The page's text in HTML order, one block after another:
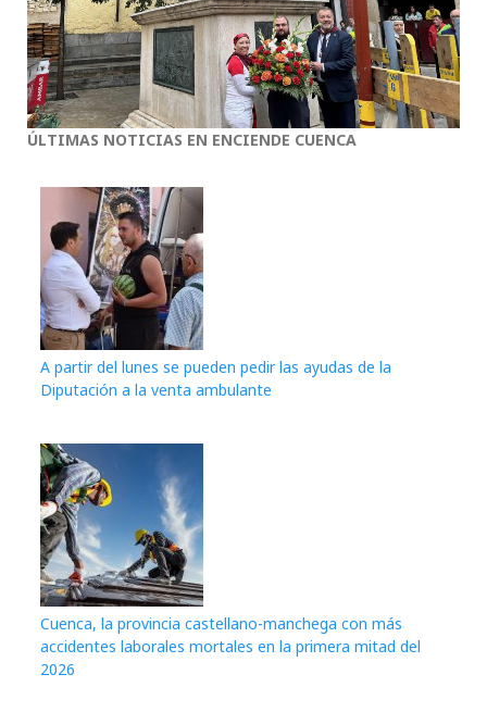
ÚLTIMAS NOTICIAS EN ENCIENDE CUENCA
A partir del lunes se pueden pedir las ayudas de la
Diputación a la venta ambulante
Cuenca, la provincia castellano-manchega con más
accidentes laborales mortales en la primera mitad del
2026